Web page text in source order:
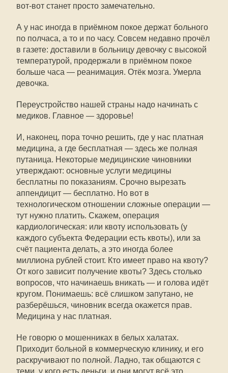
вот-вот станет просто замечательно.
А у нас иногда в приёмном покое держат больного
по полчаса, а то и по часу. Совсем недавно прочёл
в газете: доставили в больницу девочку с высокой
температурой, продержали в приёмном покое
больше часа — реанимация. Отёк мозга. Умерла
девочка.
Переустройство нашей страны надо начинать с
медиков. Главное — здоровье!
И, наконец, пора точно решить, где у нас платная
медицина, а где бесплатная — здесь же полная
путаница. Некоторые медицинские чиновники
утверждают: основные услуги медицины
бесплатны по показаниям. Срочно вырезать
аппендицит — бесплатно. Но вот в
технологическом отношении сложные операции —
тут нужно платить. Скажем, операция
кардиологическая: или квоту использовать (у
каждого субъекта Федерации есть квоты), или за
счёт пациента делать, а это иногда более
миллиона рублей стоит. Кто имеет право на квоту?
От кого зависит получение квоты? Здесь столько
вопросов, что начинаешь вникать — и голова идёт
кругом. Понимаешь: всё слишком запутано, не
разберёшься, чиновник всегда окажется прав.
Медицина у нас платная.
Не говорю о мошенниках в белых халатах.
Приходит больной в коммерческую клинику, и его
раскручивают по полной. Ладно, так общаются с
теми, у кого есть деньги, и они могут всё это